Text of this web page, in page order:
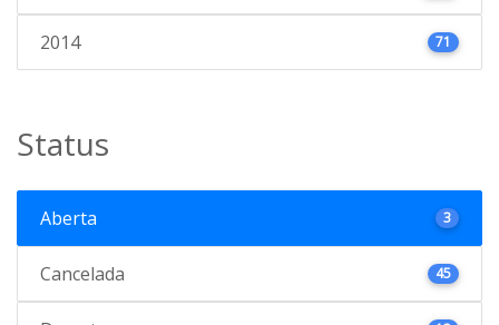
2014 71
Status
Aberta 3
Cancelada 45